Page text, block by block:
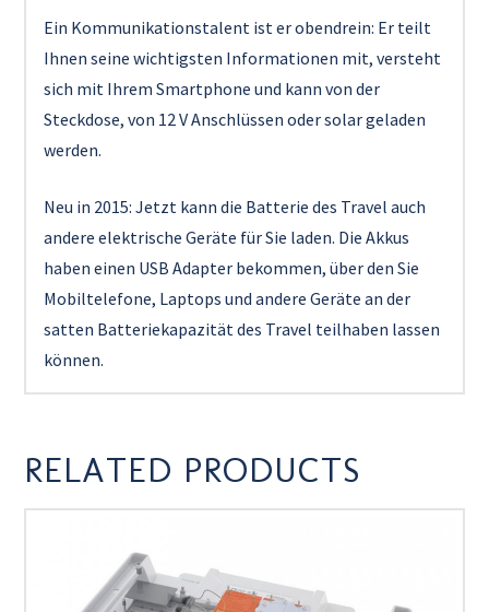
Ein Kommunikationstalent ist er obendrein: Er teilt
Ihnen seine wichtigsten Informationen mit, versteht
sich mit Ihrem Smartphone und kann von der
Steckdose, von 12 V Anschlüssen oder solar geladen
werden.
Neu in 2015: Jetzt kann die Batterie des Travel auch
andere elektrische Geräte für Sie laden. Die Akkus
haben einen USB Adapter bekommen, über den Sie
Mobiltelefone, Laptops und andere Geräte an der
satten Batteriekapazität des Travel teilhaben lassen
können.
RELATED PRODUCTS